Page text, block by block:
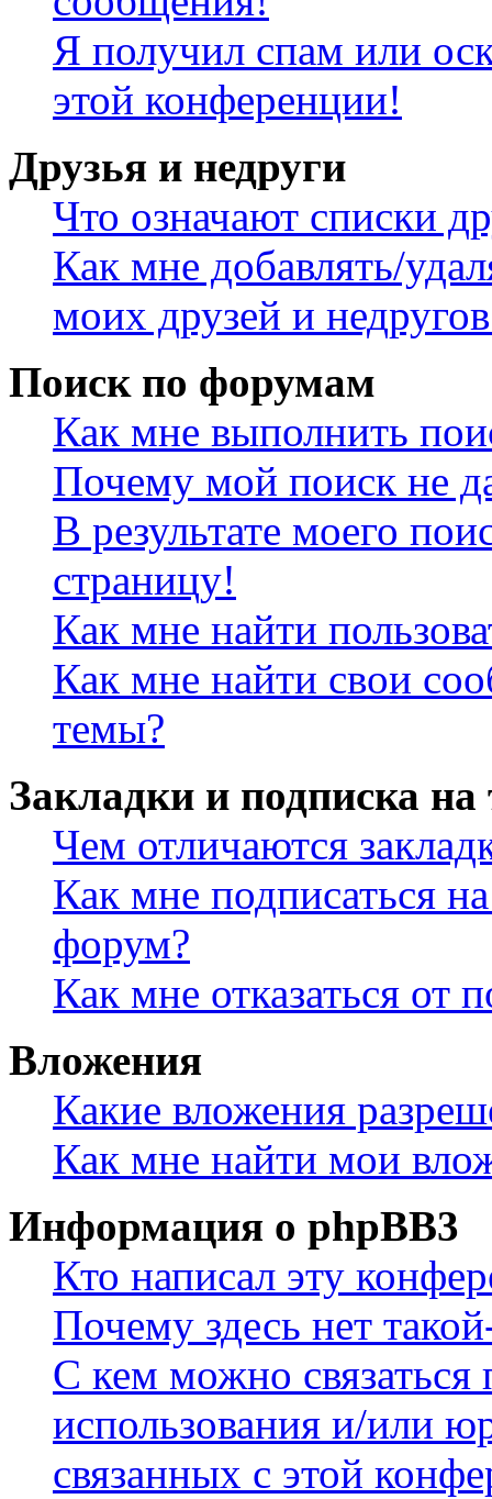
Я получил спам или
этой конференции!
Друзья и недруги
Что означают списки
Как мне добавлять/
моих друзей и
Поиск по форумам
Как мне выполнить
Почему мой поиск не
В результате моего
страницу!
Как мне найти
Как мне найти свои
темы?
Закладки и подписка
Чем отличаются
Как мне подписаться
форум?
Как мне отказаться от
Вложения
Какие вложения
Как мне найти мои
Информация о phpBB3
Кто написал эту
Почему здесь нет
С кем можно связаться
использования и/или
связанных с этой